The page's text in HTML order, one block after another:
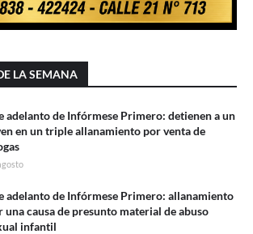
LA SEMANA
adelanto de Infórmese Primero: detienen a un
en un triple allanamiento por venta de
adelanto de Infórmese Primero: allanamiento
una causa de presunto material de abuso
infantil